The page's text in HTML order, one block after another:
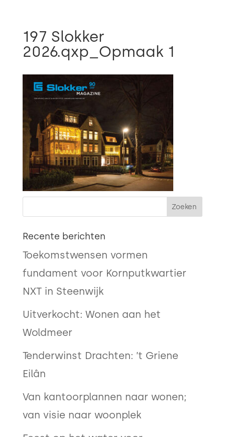
197 Slokker
2026.qxp_Opmaak 1
Recente berichten
Toekomstwensen vormen
fundament voor Kornputkwartier
NXT in Steenwijk
Uitverkocht: Wonen aan het
Woldmeer
Tenderwinst Drachten: ’t Griene
Eilân
Van kantoorplannen naar wonen;
van visie naar woonplek